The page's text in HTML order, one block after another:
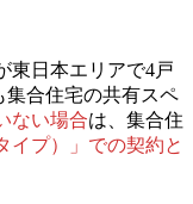
東日本エリアで4戸
集合住宅の共有スペ
ない場合は、集合住
イプ）」での契約と